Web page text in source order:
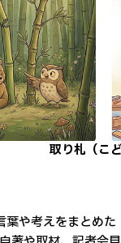
取り札（こ
や考えをまとめ